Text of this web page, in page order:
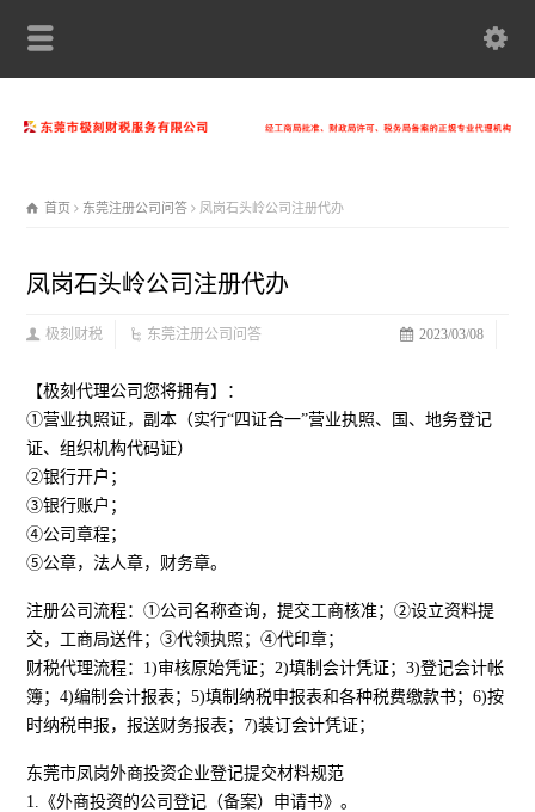
首页 东莞注册公司问答 凤岗石头岭公司注册代办
凤岗石头岭公司注册代办
2023/03/08
极刻财税 东莞注册公司问答
【极刻代理公司您将拥有】：
①营业执照证，副本（实行“四证合一”营业执照、国、地务登记
证、组织机构代码证）
②银行开户；
③银行账户；
④公司章程；
⑤公章，法人章，财务章。
注册公司流程：①公司名称查询，提交工商核准；②设立资料提
交，工商局送件；③代领执照；④代印章；
财税代理流程：1)审核原始凭证；2)填制会计凭证；3)登记会计帐
簿；4)编制会计报表；5)填制纳税申报表和各种税费缴款书；6)按
时纳税申报，报送财务报表；7)装订会计凭证；
东莞市凤岗外商投资企业登记提交材料规范
1.《外商投资的公司登记（备案）申请书》。